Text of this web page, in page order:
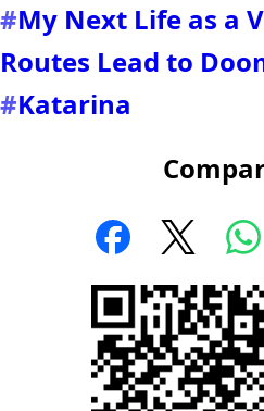
#My Next Life as a
Routes Lead to
#Katarina